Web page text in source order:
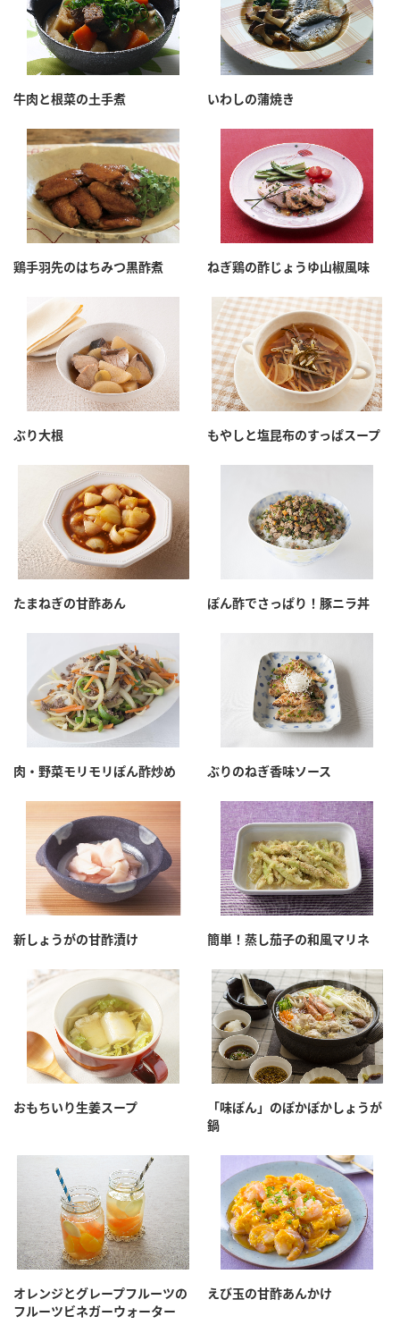
お酢を知ろう！
すしラボ
ぽん酢サワー
納豆の豆知識
鍋奉行マニュアル
ミツカンのCM
ロングセラー商品 ＋ おすすめレシピ
人気商品 ＋ おすすめレシピ
各部門が大切にしていること
おいしさと健康への取り組み
キッザニア東京「ぽん酢工房」
お問い合わせ
地図から取り扱い店舗を探す
ミツカン公式通販
検索
業務用サイト ミツカングループについて 製造所固有記号一覧
牛肉と根菜の土手煮 いわしの蒲焼き
鶏手羽先のはちみつ黒酢煮 ねぎ鶏の酢じょうゆ山椒風味
ぶり大根 もやしと塩昆布のすっぱスープ
たまねぎの甘酢あん ぽん酢でさっぱり！豚ニラ丼
肉・野菜モリモリぽん酢炒め ぶりのねぎ香味ソース
新しょうがの甘酢漬け 簡単！蒸し茄子の和風マリネ
おもちいり生姜スープ
「味ぽん」のぽかぽかしょうが
鍋
オレンジとグレープフルーツの
フルーツビネガーウォーター
えび玉の甘酢あんかけ